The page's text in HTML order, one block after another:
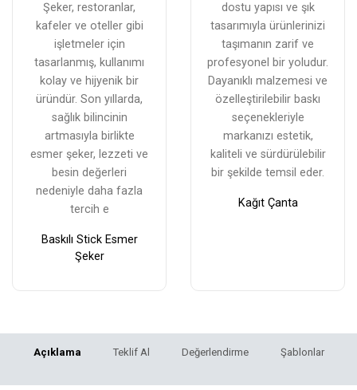
Açıklama Teklif Al Değerlendirme Şablonlar
Şeker, restoranlar,
kafeler ve oteller gibi
işletmeler için
tasarlanmış, kullanımı
kolay ve hijyenik bir
üründür. Son yıllarda,
sağlık bilincinin
artmasıyla birlikte
esmer şeker, lezzeti ve
besin değerleri
nedeniyle daha fazla
tercih e
Baskılı Stick Esmer
Şeker
dostu yapısı ve şık
tasarımıyla ürünlerinizi
taşımanın zarif ve
profesyonel bir yoludur.
Dayanıklı malzemesi ve
özelleştirilebilir baskı
seçenekleriyle
markanızı estetik,
kaliteli ve sürdürülebilir
bir şekilde temsil eder.
Kağıt Çanta